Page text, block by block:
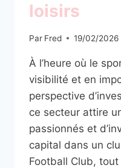
loisirs
Par Fred 19/02/2026
À l’heure où le
visibilité et en
perspective
ce secteur attire
passionnés et
capital dans un
Football Club,